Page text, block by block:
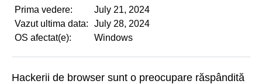
Prima vedere:
July 21, 2024
Vazut ultima data:
July 28, 2024
OS afectat(e):
Windows
Hackerii de browser sunt o preocupare răspândită